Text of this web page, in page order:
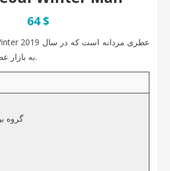
64 $
به بازار عطر و ادکلن عرضه شد.
گروه